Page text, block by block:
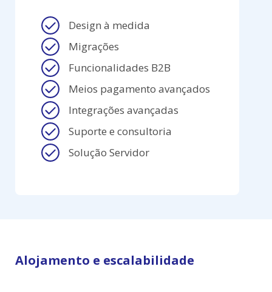
Design à medida
Migrações
Funcionalidades B2B
Meios pagamento avançados
Integrações avançadas
Suporte e consultoria
Solução Servidor
Alojamento e escalabilidade